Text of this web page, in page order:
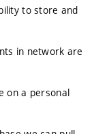
to store and
in network are
on a personal